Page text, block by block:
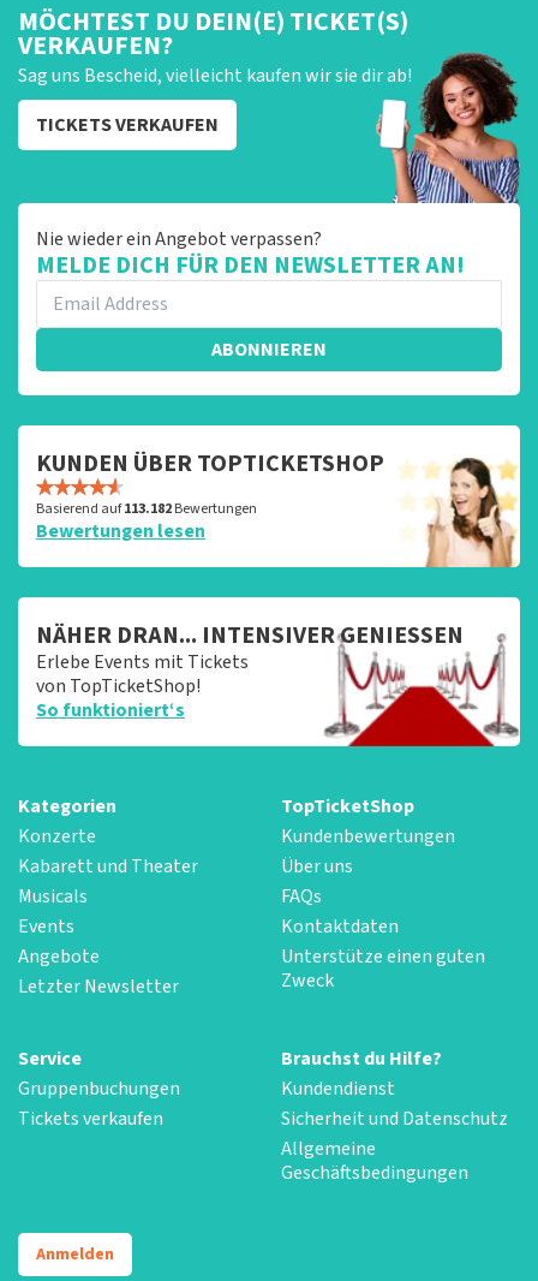
MÖCHTEST DU DEIN(E) TICKET(S)
VERKAUFEN?
Sag uns Bescheid, vielleicht kaufen wir sie dir ab!
TICKETS VERKAUFEN
Nie wieder ein Angebot verpassen?
MELDE DICH FÜR DEN NEWSLETTER AN!
ABONNIEREN
KUNDEN ÜBER TOPTICKETSHOP
Basierend auf113.182Bewertungen
Bewertungen lesen
NÄHER DRAN... INTENSIVER GENIESSEN
Erlebe Events mit Tickets
von TopTicketShop!
So funktioniert‘s
Kategorien
Konzerte
Kabarett und Theater
Musicals
Events
Angebote
Letzter Newsletter
TopTicketShop
Kundenbewertungen
Über uns
FAQs
Kontaktdaten
Unterstütze einen guten
Zweck
Service
Gruppenbuchungen
Tickets verkaufen
Brauchst du Hilfe?
Kundendienst
Sicherheit und Datenschutz
Allgemeine
Geschäftsbedingungen
Anmelden